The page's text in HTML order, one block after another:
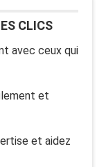
CLICS
avec ceux qui
et
et aidez